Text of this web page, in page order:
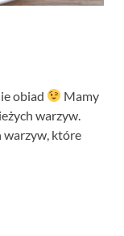
obiad
Mamy
warzyw.
warzyw, które